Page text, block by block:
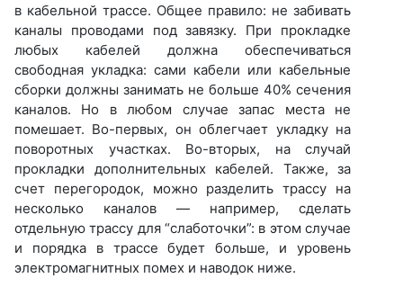
в кабельной трассе. Общее правило: не забивать
каналы проводами под завязку. При прокладке
любых кабелей должна обеспечиваться
свободная укладка: сами кабели или кабельные
сборки должны занимать не больше 40% сечения
каналов. Но в любом случае запас места не
помешает. Во-первых, он облегчает укладку на
поворотных участках. Во-вторых, на случай
прокладки дополнительных кабелей. Также, за
счет перегородок, можно разделить трассу на
несколько каналов — например, сделать
отдельную трассу для “слаботочки”: в этом случае
и порядка в трассе будет больше, и уровень
электромагнитных помех и наводок ниже.